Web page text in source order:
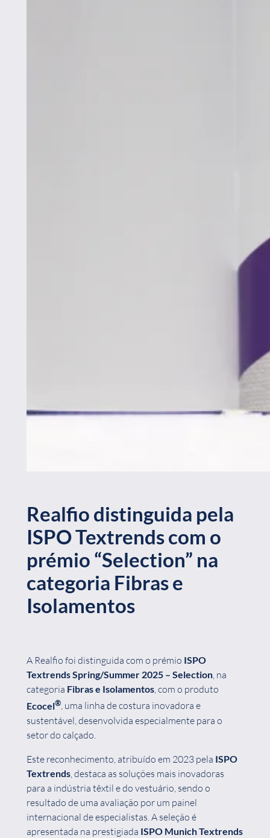
Realfio distinguida pela
ISPO Textrends com o
prémio “Selection” na
categoria Fibras e
Isolamentos
A Realfio foi distinguida com o prémio ISPO
Textrends Spring/Summer 2025 – Selection, na
categoria Fibras e Isolamentos, com o produto
Ecocel®, uma linha de costura inovadora e
sustentável, desenvolvida especialmente para o
setor do calçado.
Este reconhecimento, atribuído em 2023 pela ISPO
Textrends, destaca as soluções mais inovadoras
para a indústria têxtil e do vestuário, sendo o
resultado de uma avaliação por um painel
internacional de especialistas. A seleção é
apresentada na prestigiada ISPO Munich Textrends